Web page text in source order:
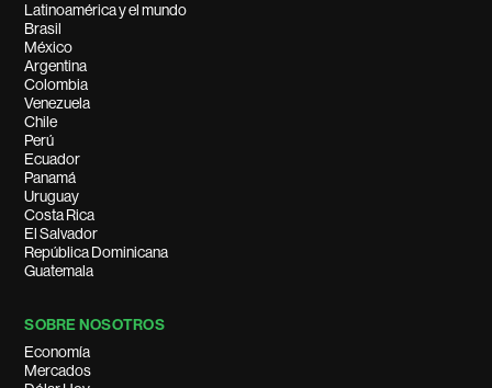
Latinoamérica y el mundo
Brasil
México
Argentina
Colombia
Venezuela
Chile
Perú
Ecuador
Panamá
Uruguay
Costa Rica
El Salvador
República Dominicana
Guatemala
SOBRE NOSOTROS
Economía
Mercados